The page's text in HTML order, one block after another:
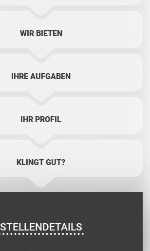
WIR BIETEN
IHRE AUFGABEN
IHR PROFIL
KLINGT GUT?
STELLENDETAILS